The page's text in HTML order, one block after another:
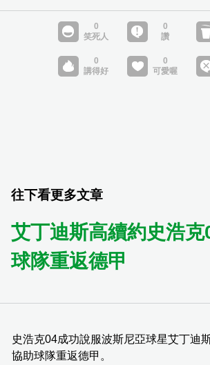
往下看更多文章
艾丁迪斯高續約史浩
球隊重返德甲
史浩克04成功說服波斯尼亞球星艾丁迪
協助球隊重返德甲。